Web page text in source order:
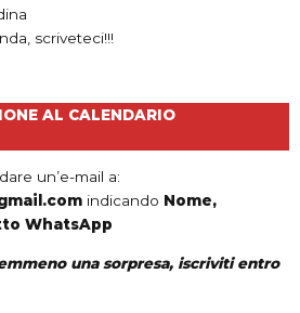
scriveteci!!!
AL CALENDARIO
un’e-mail a:
indicando Nome,
WhatsApp
una sorpresa, iscriviti entro